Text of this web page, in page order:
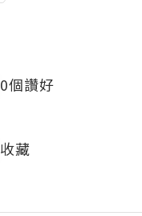
0個讚好
收藏